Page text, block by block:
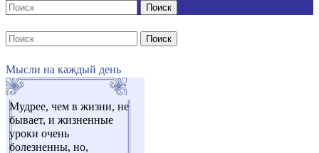
Поиск
Поиск
Мысли на каждый день
Мудрее, чем в жизни, не
бывает, и жизненные
уроки очень
болезненны, но,